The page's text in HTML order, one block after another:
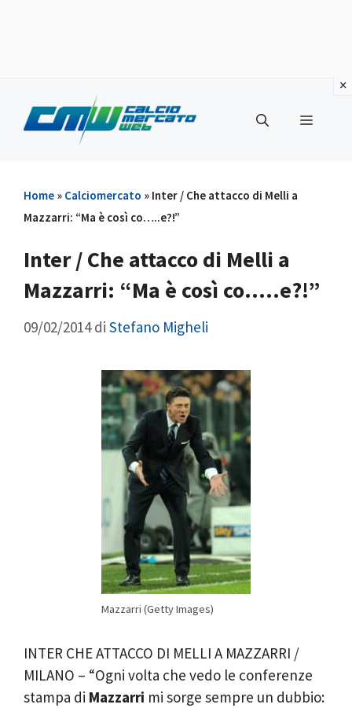
contenuto
Menu
Home » Calciomercato » Inter / Che attacco di Melli a
Mazzarri: “Ma è così co…..e?!”
Inter / Che attacco di Melli a
Mazzarri: “Ma è così co…..e?!”
09/02/2014 di Stefano Migheli
Mazzarri (Getty Images)
INTER CHE ATTACCO DI MELLI A MAZZARRI /
MILANO – “Ogni volta che vedo le conferenze
stampa di Mazzarri mi sorge sempre un dubbio: